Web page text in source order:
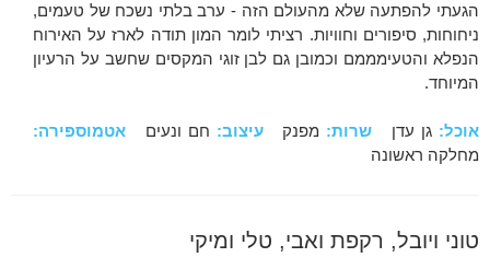
הגעתי להפתעה שלא מהעולם הזה - ערב בלתי נשכח של טעמים,
ניחוחות, סיפורים וחוויות. רציתי לומר המון תודה לארז על האירוח
הנפלא והטעימממם וכמובן גם לבן זוגי המקסים שחשב על הרעיון
המיוחד.
אוכל: גן עדן שרות: מפנקעיצוב: חם ונעים אטמוספירה:
מחלקה ראשונה
טוני ויובל, רקפת ואבי, טלי ומיקי